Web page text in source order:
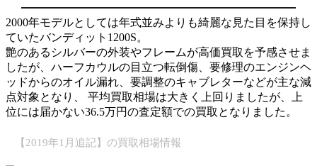
2000年モデルとしては年式並みよりも綺麗な見た目を保持し
ていたバンディット1200S。
艶のあるシルバーの外装やフレームが高価買取を予感させま
したが、ハーフカウルの目立つ転倒傷、要修理のエンジンヘ
ッドからのオイル漏れ、要調整のキャブレターなどが主な減
点対象となり、 平均買取相場は大きく上回りましたが、上
位には届かない36.5万円の査定額での買取となりました。
【2019年1月追記】の買取相場情報